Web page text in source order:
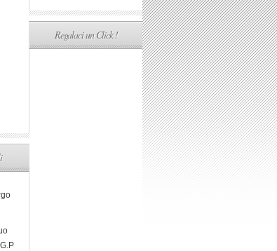
Regalaci un Click !